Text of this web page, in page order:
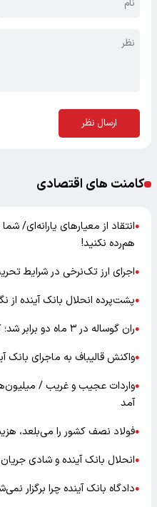
ارسال نظر
کامنت های اقتصادی
●انتقاد از معیارهای یارانه‌ای/
هم‌رده نکنید!
●اجرای ارز تک‌نرخی در شرایط
●پشت‌پرده انحلال بانک آینده
●ران گوساله در ۳ ماه دو برابر شد؛ کسی حواسش هست؟
●واکنش قالیباف به ماجرای بانک
●واردات عجیب و غریب /
آمد
●فولاد نصف کشور را می‌بلعد،
●انحلال بانک آینده و شادی
●دادگاه بانک آینده چرا برگزار